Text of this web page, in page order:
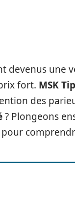
devenus une
fort. MSK
des
? Plongeons